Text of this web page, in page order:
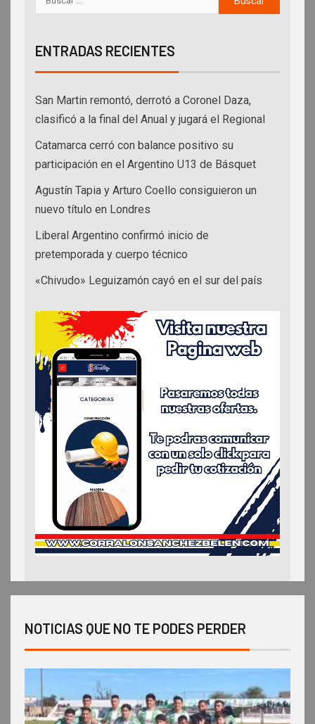
ENTRADAS RECIENTES
San Martin remontó, derrotó a Coronel Daza,
clasificó a la final del Anual y jugará el Regional
Catamarca cerró con balance positivo su
participación en el Argentino U13 de Básquet
Agustín Tapia y Arturo Coello consiguieron un
nuevo título en Londres
Liberal Argentino confirmó inicio de
pretemporada y cuerpo técnico
«Chivudo» Leguizamón cayó en el sur del país
NOTICIAS QUE NO TE PODES PERDER